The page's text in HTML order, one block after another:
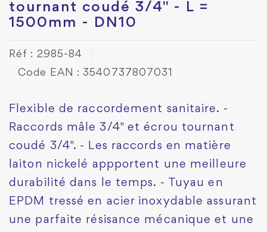
tournant coudé 3/4" - L =
1500mm - DN10
Réf : 2985-84
Code EAN : 3540737807031
Flexible de raccordement sanitaire. -
Raccords mâle 3/4" et écrou tournant
coudé 3/4". - Les raccords en matière
laiton nickelé appportent une meilleure
durabilité dans le temps. - Tuyau en
EPDM tressé en acier inoxydable assurant
une parfaite résisance mécanique et une